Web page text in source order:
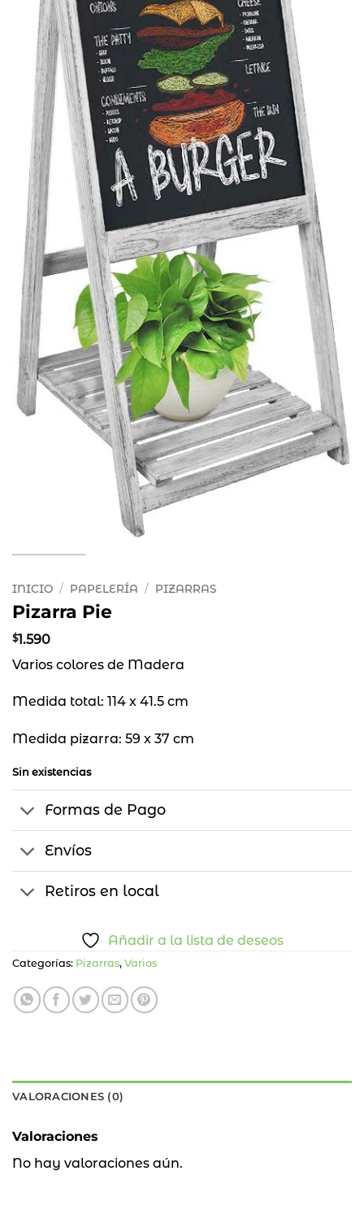
INICIO / PAPELERÍA / PIZARRAS
Pizarra Pie
$1.590
Varios colores de Madera
Medida total: 114 x 41.5 cm
Medida pizarra: 59 x 37 cm
Sin existencias
Formas de Pago
Envíos
Retiros en local
Añadir a la lista de deseos
Categorías: Pizarras, Varios
VALORACIONES (0)
Valoraciones
No hay valoraciones aún.